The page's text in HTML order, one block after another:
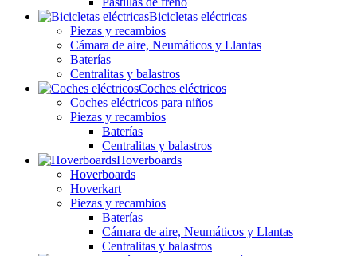
Bicicletas eléctricas
Piezas y recambios
Cámara de aire, Neumáticos y Llantas
Baterías
Centralitas y balastros
Coches eléctricos
Coches eléctricos para niños
Piezas y recambios
Baterías
Centralitas y balastros
Hoverboards
Hoverboards
Hoverkart
Piezas y recambios
Baterías
Cámara de aire, Neumáticos y Llantas
Centralitas y balastros